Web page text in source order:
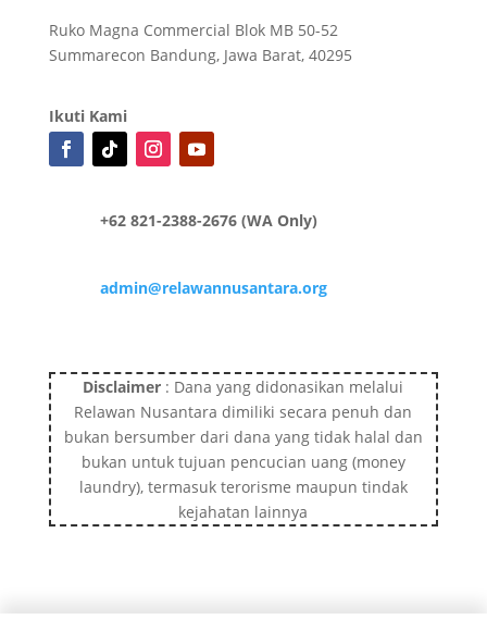
Ruko Magna Commercial Blok MB 50-52
Summarecon Bandung, Jawa Barat, 40295
Ikuti Kami
+62 821-2388-2676 (WA Only)
admin@relawannusantara.org
Disclaimer : Dana yang didonasikan melalui
Relawan Nusantara dimiliki secara penuh dan
bukan bersumber dari dana yang tidak halal dan
bukan untuk tujuan pencucian uang (money
laundry), termasuk terorisme maupun tindak
kejahatan lainnya